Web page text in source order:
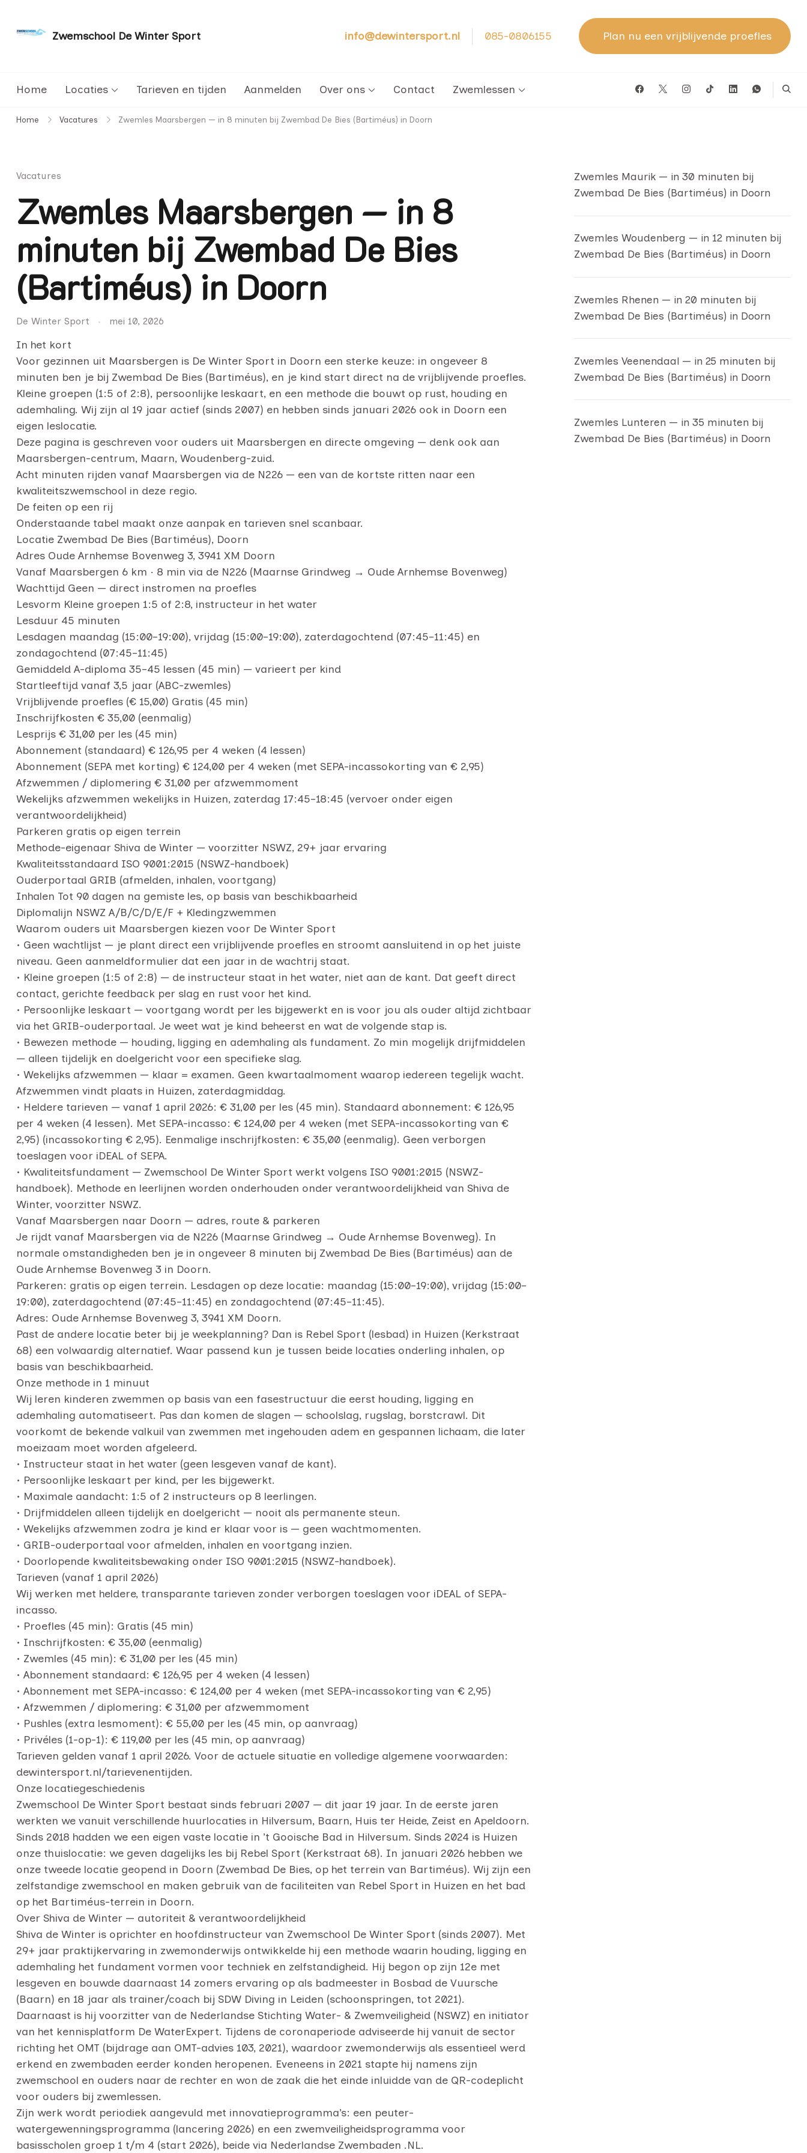
Zwemschool De Winter Sport info@dewintersport.nl 085-0806155 Plan nu een vrijblijvende proefles
Home Locaties Tarieven en tijden Aanmelden Over ons Contact Zwemlessen
Home Vacatures Zwemles Maarsbergen — in 8 minuten bij Zwembad De Bies (Bartiméus) in Doorn
Vacatures
Zwemles Maarsbergen — in 8
minuten bij Zwembad De Bies
(Bartiméus) in Doorn
De Winter Sport mei 10, 2026
In het kort
Voor gezinnen uit Maarsbergen is De Winter Sport in Doorn een sterke keuze: in ongeveer 8
minuten ben je bij Zwembad De Bies (Bartiméus), en je kind start direct na de vrijblijvende proefles.
Kleine groepen (1:5 of 2:8), persoonlijke leskaart, en een methode die bouwt op rust, houding en
ademhaling. Wij zijn al 19 jaar actief (sinds 2007) en hebben sinds januari 2026 ook in Doorn een
eigen leslocatie.
Deze pagina is geschreven voor ouders uit Maarsbergen en directe omgeving — denk ook aan
Maarsbergen-centrum, Maarn, Woudenberg-zuid.
Acht minuten rijden vanaf Maarsbergen via de N226 — een van de kortste ritten naar een
kwaliteitszwemschool in deze regio.
De feiten op een rij
Onderstaande tabel maakt onze aanpak en tarieven snel scanbaar.
Locatie Zwembad De Bies (Bartiméus), Doorn
Adres Oude Arnhemse Bovenweg 3, 3941 XM Doorn
Vanaf Maarsbergen 6 km · 8 min via de N226 (Maarnse Grindweg → Oude Arnhemse Bovenweg)
Wachttijd Geen — direct instromen na proefles
Lesvorm Kleine groepen 1:5 of 2:8, instructeur in het water
Lesduur 45 minuten
Lesdagen maandag (15:00–19:00), vrijdag (15:00–19:00), zaterdagochtend (07:45–11:45) en
zondagochtend (07:45–11:45)
Gemiddeld A-diploma 35–45 lessen (45 min) — varieert per kind
Startleeftijd vanaf 3,5 jaar (ABC-zwemles)
Vrijblijvende proefles (€ 15,00) Gratis (45 min)
Inschrijfkosten € 35,00 (eenmalig)
Lesprijs € 31,00 per les (45 min)
Abonnement (standaard) € 126,95 per 4 weken (4 lessen)
Abonnement (SEPA met korting) € 124,00 per 4 weken (met SEPA-incassokorting van € 2,95)
Afzwemmen / diplomering € 31,00 per afzwemmoment
Wekelijks afzwemmen wekelijks in Huizen, zaterdag 17:45–18:45 (vervoer onder eigen
verantwoordelijkheid)
Parkeren gratis op eigen terrein
Methode-eigenaar Shiva de Winter — voorzitter NSWZ, 29+ jaar ervaring
Kwaliteitsstandaard ISO 9001:2015 (NSWZ-handboek)
Ouderportaal GRIB (afmelden, inhalen, voortgang)
Inhalen Tot 90 dagen na gemiste les, op basis van beschikbaarheid
Diplomalijn NSWZ A/B/C/D/E/F + Kledingzwemmen
Waarom ouders uit Maarsbergen kiezen voor De Winter Sport
• Geen wachtlijst — je plant direct een vrijblijvende proefles en stroomt aansluitend in op het juiste
niveau. Geen aanmeldformulier dat een jaar in de wachtrij staat.
• Kleine groepen (1:5 of 2:8) — de instructeur staat in het water, niet aan de kant. Dat geeft direct
contact, gerichte feedback per slag en rust voor het kind.
• Persoonlijke leskaart — voortgang wordt per les bijgewerkt en is voor jou als ouder altijd zichtbaar
via het GRIB-ouderportaal. Je weet wat je kind beheerst en wat de volgende stap is.
• Bewezen methode — houding, ligging en ademhaling als fundament. Zo min mogelijk drijfmiddelen
— alleen tijdelijk en doelgericht voor een specifieke slag.
• Wekelijks afzwemmen — klaar = examen. Geen kwartaalmoment waarop iedereen tegelijk wacht.
Afzwemmen vindt plaats in Huizen, zaterdagmiddag.
• Heldere tarieven — vanaf 1 april 2026: € 31,00 per les (45 min). Standaard abonnement: € 126,95
per 4 weken (4 lessen). Met SEPA-incasso: € 124,00 per 4 weken (met SEPA-incassokorting van €
2,95) (incassokorting € 2,95). Eenmalige inschrijfkosten: € 35,00 (eenmalig). Geen verborgen
toeslagen voor iDEAL of SEPA.
• Kwaliteitsfundament — Zwemschool De Winter Sport werkt volgens ISO 9001:2015 (NSWZ-
handboek). Methode en leerlijnen worden onderhouden onder verantwoordelijkheid van Shiva de
Winter, voorzitter NSWZ.
Vanaf Maarsbergen naar Doorn — adres, route & parkeren
Je rijdt vanaf Maarsbergen via de N226 (Maarnse Grindweg → Oude Arnhemse Bovenweg). In
normale omstandigheden ben je in ongeveer 8 minuten bij Zwembad De Bies (Bartiméus) aan de
Oude Arnhemse Bovenweg 3 in Doorn.
Parkeren: gratis op eigen terrein. Lesdagen op deze locatie: maandag (15:00–19:00), vrijdag (15:00–
19:00), zaterdagochtend (07:45–11:45) en zondagochtend (07:45–11:45).
Adres: Oude Arnhemse Bovenweg 3, 3941 XM Doorn.
Past de andere locatie beter bij je weekplanning? Dan is Rebel Sport (lesbad) in Huizen (Kerkstraat
68) een volwaardig alternatief. Waar passend kun je tussen beide locaties onderling inhalen, op
basis van beschikbaarheid.
Onze methode in 1 minuut
Wij leren kinderen zwemmen op basis van een fasestructuur die eerst houding, ligging en
ademhaling automatiseert. Pas dan komen de slagen — schoolslag, rugslag, borstcrawl. Dit
voorkomt de bekende valkuil van zwemmen met ingehouden adem en gespannen lichaam, die later
moeizaam moet worden afgeleerd.
• Instructeur staat in het water (geen lesgeven vanaf de kant).
• Persoonlijke leskaart per kind, per les bijgewerkt.
• Maximale aandacht: 1:5 of 2 instructeurs op 8 leerlingen.
• Drijfmiddelen alleen tijdelijk en doelgericht — nooit als permanente steun.
• Wekelijks afzwemmen zodra je kind er klaar voor is — geen wachtmomenten.
• GRIB-ouderportaal voor afmelden, inhalen en voortgang inzien.
• Doorlopende kwaliteitsbewaking onder ISO 9001:2015 (NSWZ-handboek).
Tarieven (vanaf 1 april 2026)
Wij werken met heldere, transparante tarieven zonder verborgen toeslagen voor iDEAL of SEPA-
incasso.
• Proefles (45 min): Gratis (45 min)
• Inschrijfkosten: € 35,00 (eenmalig)
• Zwemles (45 min): € 31,00 per les (45 min)
• Abonnement standaard: € 126,95 per 4 weken (4 lessen)
• Abonnement met SEPA-incasso: € 124,00 per 4 weken (met SEPA-incassokorting van € 2,95)
• Afzwemmen / diplomering: € 31,00 per afzwemmoment
• Pushles (extra lesmoment): € 55,00 per les (45 min, op aanvraag)
• Privéles (1-op-1): € 119,00 per les (45 min, op aanvraag)
Tarieven gelden vanaf 1 april 2026. Voor de actuele situatie en volledige algemene voorwaarden:
dewintersport.nl/tarievenentijden.
Onze locatiegeschiedenis
Zwemschool De Winter Sport bestaat sinds februari 2007 — dit jaar 19 jaar. In de eerste jaren
werkten we vanuit verschillende huurlocaties in Hilversum, Baarn, Huis ter Heide, Zeist en Apeldoorn.
Sinds 2018 hadden we een eigen vaste locatie in ’t Gooische Bad in Hilversum. Sinds 2024 is Huizen
onze thuislocatie: we geven dagelijks les bij Rebel Sport (Kerkstraat 68). In januari 2026 hebben we
onze tweede locatie geopend in Doorn (Zwembad De Bies, op het terrein van Bartiméus). Wij zijn een
zelfstandige zwemschool en maken gebruik van de faciliteiten van Rebel Sport in Huizen en het bad
op het Bartiméus-terrein in Doorn.
Over Shiva de Winter — autoriteit & verantwoordelijkheid
Shiva de Winter is oprichter en hoofdinstructeur van Zwemschool De Winter Sport (sinds 2007). Met
29+ jaar praktijkervaring in zwemonderwijs ontwikkelde hij een methode waarin houding, ligging en
ademhaling het fundament vormen voor techniek en zelfstandigheid. Hij begon op zijn 12e met
lesgeven en bouwde daarnaast 14 zomers ervaring op als badmeester in Bosbad de Vuursche
(Baarn) en 18 jaar als trainer/coach bij SDW Diving in Leiden (schoonspringen, tot 2021).
Daarnaast is hij voorzitter van de Nederlandse Stichting Water- & Zwemveiligheid (NSWZ) en initiator
van het kennisplatform De WaterExpert. Tijdens de coronaperiode adviseerde hij vanuit de sector
richting het OMT (bijdrage aan OMT-advies 103, 2021), waardoor zwemonderwijs als essentieel werd
erkend en zwembaden eerder konden heropenen. Eveneens in 2021 stapte hij namens zijn
zwemschool en ouders naar de rechter en won de zaak die het einde inluidde van de QR-codeplicht
voor ouders bij zwemlessen.
Zijn werk wordt periodiek aangevuld met innovatieprogramma’s: een peuter-
watergewenningsprogramma (lancering 2026) en een zwemveiligheidsprogramma voor
basisscholen groep 1 t/m 4 (start 2026), beide via Nederlandse Zwembaden .NL.
Zwemles Maurik — in 30 minuten bij
Zwembad De Bies (Bartiméus) in Doorn
Zwemles Woudenberg — in 12 minuten bij
Zwembad De Bies (Bartiméus) in Doorn
Zwemles Rhenen — in 20 minuten bij
Zwembad De Bies (Bartiméus) in Doorn
Zwemles Veenendaal — in 25 minuten bij
Zwembad De Bies (Bartiméus) in Doorn
Zwemles Lunteren — in 35 minuten bij
Zwembad De Bies (Bartiméus) in Doorn